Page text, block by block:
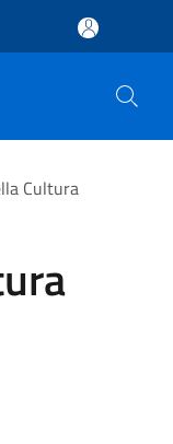
Cultura